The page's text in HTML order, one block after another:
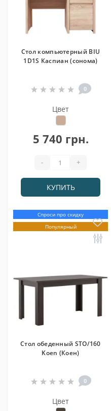
Стол компьютерный BIU
1D1S Каспиан (сонома)
0
Цвет
5 740 грн.
- +
КУПИТЬ
Спроси про скидку
Популярный
Стол обеденный STO/160
Koen (Коен)
0
Цвет